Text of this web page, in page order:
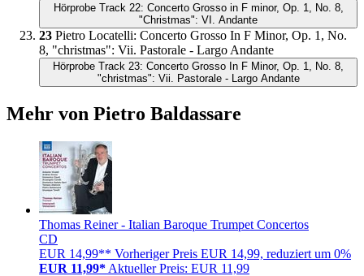
Hörprobe Track 22: Concerto Grosso in F minor, Op. 1, No. 8,
"Christmas": VI. Andante
23 Pietro Locatelli: Concerto Grosso In F Minor, Op. 1, No.
8, "christmas": Vii. Pastorale - Largo Andante
Hörprobe Track 23: Concerto Grosso In F Minor, Op. 1, No. 8,
"christmas": Vii. Pastorale - Largo Andante
Mehr von Pietro Baldassare
Thomas Reiner - Italian Baroque Trumpet Concertos
CD
EUR 14,99** Vorheriger Preis EUR 14,99, reduziert um 0%
EUR 11,99* Aktueller Preis: EUR 11,99